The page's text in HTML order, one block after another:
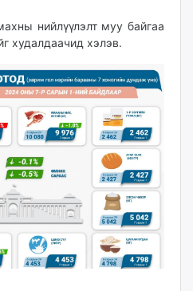
нийлүүлэлт муу байгаа
худалдаачид хэлэв.